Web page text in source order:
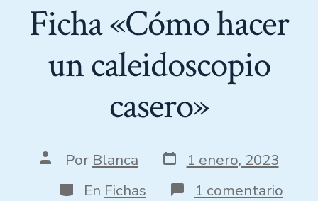
Ficha «Cómo hacer
un caleidoscopio
casero»
Por Blanca
1 enero, 2023
En Fichas 1 comentario